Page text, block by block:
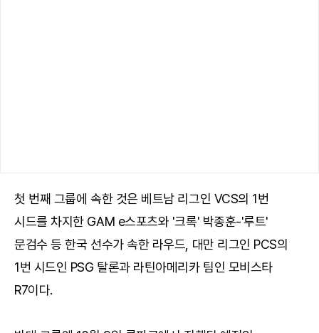
첫 번째 그룹에 속한 것은 베트남 리그인 VCS의 1번
시드를 차지한 GAM e스포츠와 '크록' 박종훈-'루트'
문검수 등 한국 선수가 속한 라우드, 대만 리그인 PCS의
1번 시드인 PSG 탈론과 라틴아메리카 팀인 모비스타
R7이다.